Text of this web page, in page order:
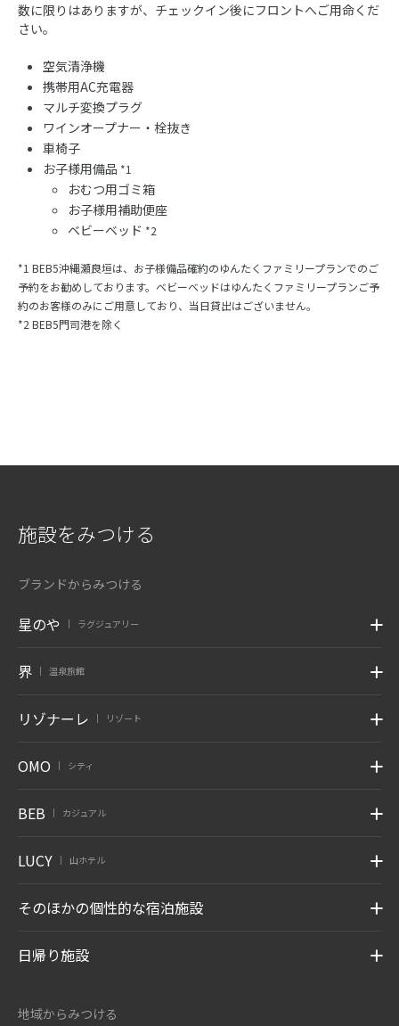
数に限りはありますが、チェックイン後にフロントへご用命くだ
さい。
空気清浄機
携帯用AC充電器
マルチ変換プラグ
ワインオープナー・栓抜き
車椅子
お子様用備品 *1
おむつ用ゴミ箱
お子様用補助便座
ベビーベッド *2
*1 BEB5沖縄瀬良垣は、お子様備品確約のゆんたくファミリープランでのご
予約をお勧めしております。ベビーベッドはゆんたくファミリープランご予
約のお客様のみにご用意しており、当日貸出はございません。
*2 BEB5門司港を除く
施設をみつける
ブランドからみつける
星のや ラグジュアリー
界 温泉旅館
リゾナーレ リゾート
OMO シティ
BEB カジュアル
LUCY 山ホテル
そのほかの個性的な宿泊施設
日帰り施設
地域からみつける